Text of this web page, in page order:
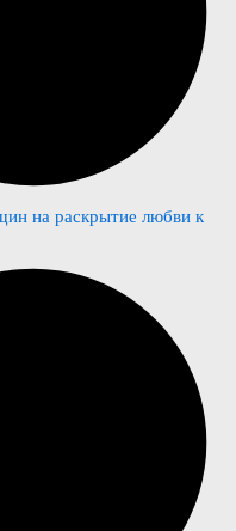
на раскрытие любви к